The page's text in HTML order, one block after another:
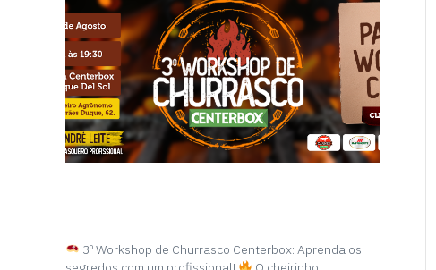
3º Workshop de Churrasco Centerbox: Aprenda os